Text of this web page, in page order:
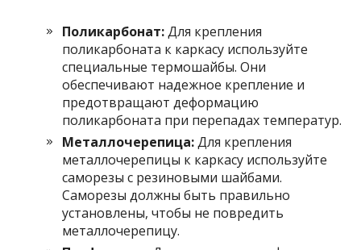
Поликарбонат:Для крепления
поликарбоната к каркасу используйте
специальные термошайбы. Они
обеспечивают надежное крепление и
предотвращают деформацию
поликарбоната при перепадах температур.
Металлочерепица:Для крепления
металлочерепицы к каркасу используйте
саморезы с резиновыми шайбами.
Саморезы должны быть правильно
установлены, чтобы не повредить
металлочерепицу.